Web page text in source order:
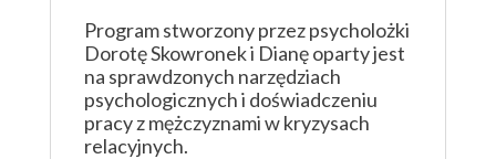
Program stworzony przez psycholożki
Dorotę Skowronek i Dianę oparty jest
na sprawdzonych narzędziach
psychologicznych i doświadczeniu
pracy z mężczyznami w kryzysach
relacyjnych.